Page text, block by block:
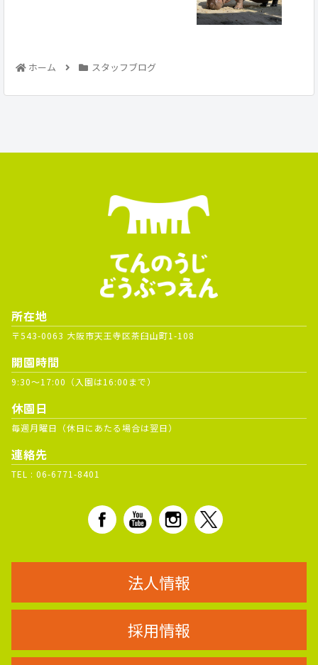
ホーム スタッフブログ
所在地
〒543-0063 大阪市天王寺区茶臼山町1-108
開園時間
9:30～17:00（入園は16:00まで）
休園日
毎週月曜日（休日にあたる場合は翌日）
連絡先
TEL : 06-6771-8401
法人情報
採用情報